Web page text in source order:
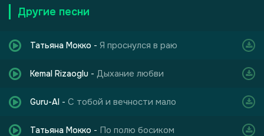
Другие песни
Татьяна Мокко - Я проснулся в раю
Kemal Rizaoglu - Дыхание любви
Guru-AI - С тобой и вечности мало
Татьяна Мокко - По полю босиком
одиноких душ